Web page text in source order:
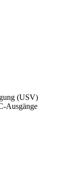
(USV)
Ausgänge